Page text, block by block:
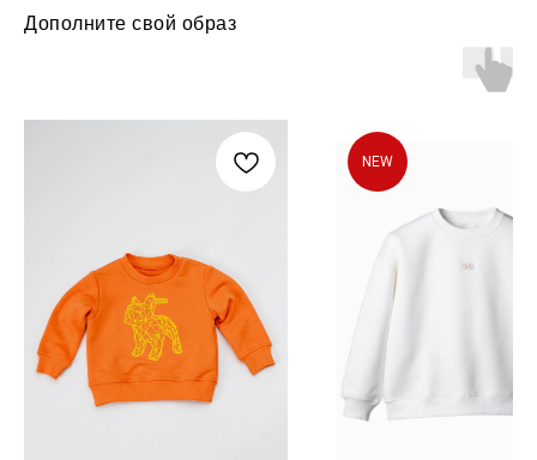
Дополните свой образ
NEW